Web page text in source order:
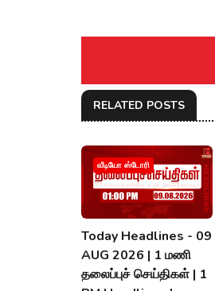
RELATED POSTS
வீடியோ ஸ்டோரி
Today Headlines - 09
AUG 2026 | 1 மணி
தலைப்புச் செய்திகள் | 1